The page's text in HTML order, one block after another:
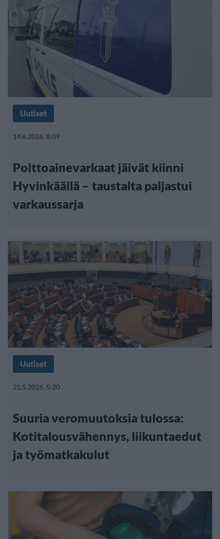
Uutiset
14.6.2026, 8:09
Polttoainevarkaat jäivät kiinni
Hyvinkäällä – taustalta paljastui
varkaussarja
Uutiset
21.5.2026, 5:20
Suuria veromuutoksia tulossa:
Kotitalousvähennys, liikuntaedut
ja työmatkakulut